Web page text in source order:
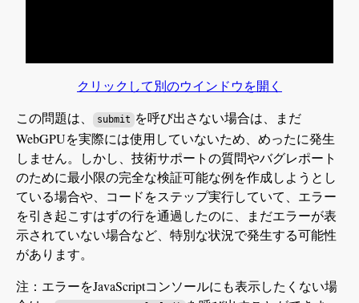
クリックして別のウインドウを開く
この問題は、
submit を呼び出さない場合は、まだ
WebGPUを実際には使用していないため、めったに発生
しません。しかし、技術サポートの質問やバグレポート
のために最小限の完全な検証可能な例を作成しようとし
ている場合や、コードをステップ実行していて、エラー
を引き起こすはずの行を通過したのに、まだエラーが表
示されていない場合など、特別な状況で発生する可能性
があります。
注：エラーをJavaScriptコンソールにも表示したくない場